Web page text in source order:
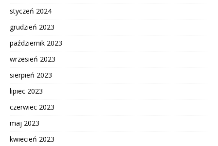
styczeń 2024
grudzień 2023
październik 2023
wrzesień 2023
sierpień 2023
lipiec 2023
czerwiec 2023
maj 2023
kwiecień 2023